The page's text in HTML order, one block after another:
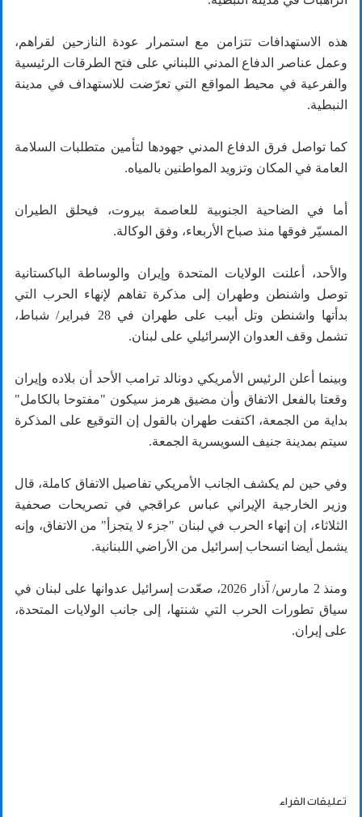
هذه الاستهدافات تتزامن مع استمرار عودة النازحين لقراهم،
وعمل عناصر الدفاع المدني اللبناني على فتح الطرقات الرئيسية
والفرعية في محيط المواقع التي تعرّضت للاستهداف في مدينة
النبطية.
كما تواصل فرق الدفاع المدني جهودها لتأمين متطلبات السلامة
العامة في المكان وتزويد المواطنين بالمياه.
أما في الضاحية الجنوبية للعاصمة بيروت، فيحلق الطيران
المسيّر فوقها منذ صباح الأربعاء، وفق الوكالة.
والأحد، أعلنت الولايات المتحدة وإيران والوساطة الباكستانية
توصل واشنطن وطهران إلى مذكرة تفاهم لإنهاء الحرب التي
بدأتها واشنطن وتل أبيب على طهران في 28 فبراير/ شباط،
تشمل وقف العدوان الإسرائيلي على لبنان.
وبينما أعلن الرئيس الأمريكي دونالد ترامب الأحد أن بلاده وإيران
وقعتا بالفعل الاتفاق وأن مضيق هرمز سيكون "مفتوحا بالكامل"
بداية من الجمعة، اكتفت طهران بالقول إن التوقيع على المذكرة
سيتم بمدينة جنيف السويسرية الجمعة.
وفي حين لم يكشف الجانب الأمريكي تفاصيل الاتفاق كاملة، قال
وزير الخارجية الإيراني عباس عراقجي في تصريحات صحفية
الثلاثاء، إن إنهاء الحرب في لبنان "جزء لا يتجزأ" من الاتفاق، وإنه
يشمل أيضا انسحاب إسرائيل من الأراضي اللبنانية.
ومنذ 2 مارس/ آذار 2026، صعّدت إسرائيل عدوانها على لبنان في
سياق تطورات الحرب التي شنتها، إلى جانب الولايات المتحدة،
على إيران.
تعليقات القراء